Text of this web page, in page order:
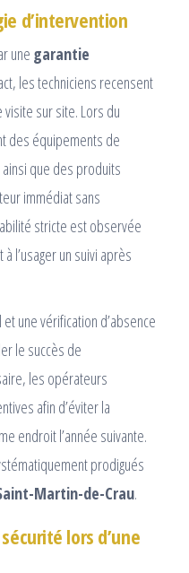
d’intervention
une garantie
les techniciens recensent
sur site. Lors du
des équipements de
que des produits
immédiat sans
stricte est observée
l’usager un suivi après
une vérification d’absence
le succès de
les opérateurs
afin d’éviter la
endroit l’année suivante.
prodigués
Martin-de-Crau.
lors d’une